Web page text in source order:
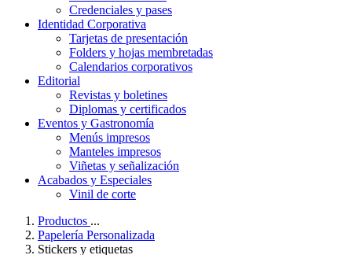
Credenciales y pases
Identidad Corporativa
Tarjetas de presentación
Folders y hojas membretadas
Calendarios corporativos
Editorial
Revistas y boletines
Diplomas y certificados
Eventos y Gastronomía
Menús impresos
Manteles impresos
Viñetas y señalización
Acabados y Especiales
Vinil de corte
Productos ...
Papelería Personalizada
Stickers y etiquetas